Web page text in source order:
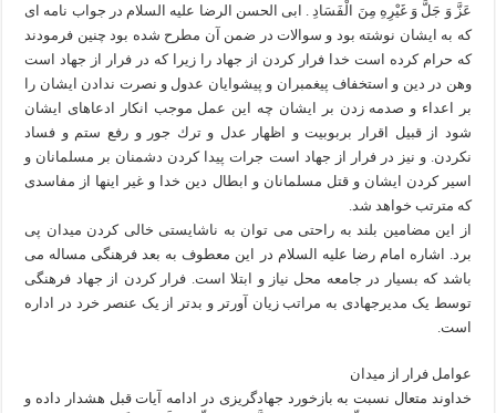
عَزَّ وَ جَلَّ وَ غَيْرِهِ مِنَ الْفَسَادِ . ابی الحسن الرضا علیه السلام در جواب نامه ای
که به ایشان نوشته بود و سوالات در ضمن آن مطرح شده بود چنین فرمودند
که حرام كرده است خدا فرار كردن از جهاد را زيرا كه در فرار از جهاد است
وهن در دين و استخفاف پيغمبران و پيشوايان عدول و نصرت ندادن ايشان را
بر اعداء و صدمه زدن بر ايشان چه اين عمل موجب انكار ادعاهاى ايشان
شود از قبيل اقرار بربوبيت و اظهار عدل و ترك جور و رفع ستم و فساد
نكردن. و نيز در فرار از جهاد است جرات پيدا كردن دشمنان بر مسلمانان و
اسير كردن ايشان و قتل مسلمانان و ابطال دين خدا و غير اينها از مفاسدى
كه مترتب خواهد شد.
از این مضامین بلند به راحتی می توان به ناشایستی خالی کردن میدان پی
برد. اشاره امام رضا علیه السلام در این معطوف به بعد فرهنگی مساله می
باشد که بسیار در جامعه محل نیاز و ابتلا است. فرار کردن از جهاد فرهنگی
توسط یک مدیرجهادی به مراتب زیان آورتر و بدتر از یک عنصر خرد در اداره
است.
عوامل فرار از میدان
خداوند متعال نسبت به بازخورد جهادگریزی در ادامه آیات قبل هشدار داده و